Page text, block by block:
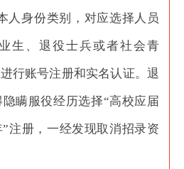
人身份类别，对应选择人员
生、退役士兵或者社会青
行账号注册和实名认证。退
瞒服役经历选择“高校应届
注册，一经发现取消招录资